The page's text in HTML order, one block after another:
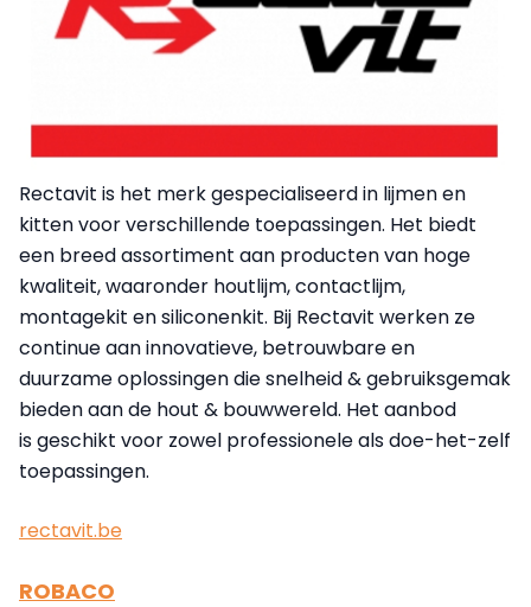
Rectavit is het merk gespecialiseerd in lijmen en
kitten voor verschillende toepassingen. Het biedt
een breed assortiment aan producten van hoge
kwaliteit, waaronder houtlijm, contactlijm,
montagekit en siliconenkit. Bij Rectavit werken ze
continue aan innovatieve, betrouwbare en
duurzame oplossingen die snelheid & gebruiksgemak
bieden aan de hout & bouwwereld. Het aanbod
is geschikt voor zowel professionele als doe-het-zelf
toepassingen.
rectavit.be
ROBACO